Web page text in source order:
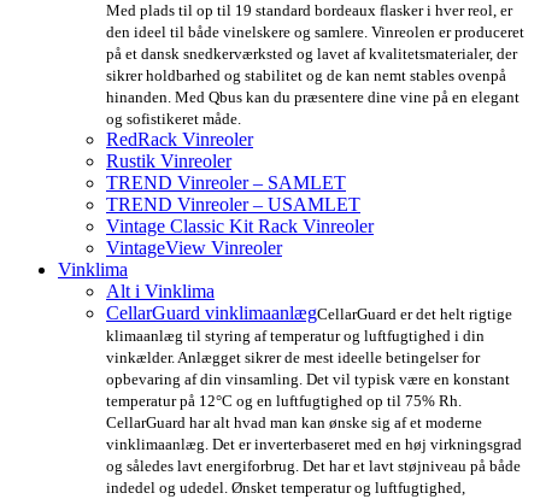
Med plads til op til 19 standard bordeaux flasker i hver reol, er
den ideel til både vinelskere og samlere. Vinreolen er produceret
på et dansk snedkerværksted og lavet af kvalitetsmaterialer, der
sikrer holdbarhed og stabilitet og de kan nemt stables ovenpå
hinanden. Med Qbus kan du præsentere dine vine på en elegant
og sofistikeret måde.
RedRack Vinreoler
Rustik Vinreoler
TREND Vinreoler – SAMLET
TREND Vinreoler – USAMLET
Vintage Classic Kit Rack Vinreoler
VintageView Vinreoler
Vinklima
Alt i Vinklima
CellarGuard vinklimaanlægCellarGuard er det helt rigtige
klimaanlæg til styring af temperatur og luftfugtighed i din
vinkælder. Anlægget sikrer de mest ideelle betingelser for
opbevaring af din vinsamling. Det vil typisk være en konstant
temperatur på 12°C og en luftfugtighed op til 75% Rh.
CellarGuard har alt hvad man kan ønske sig af et moderne
vinklimaanlæg. Det er inverterbaseret med en høj virkningsgrad
og således lavt energiforbrug. Det har et lavt støjniveau på både
indedel og udedel. Ønsket temperatur og luftfugtighed,